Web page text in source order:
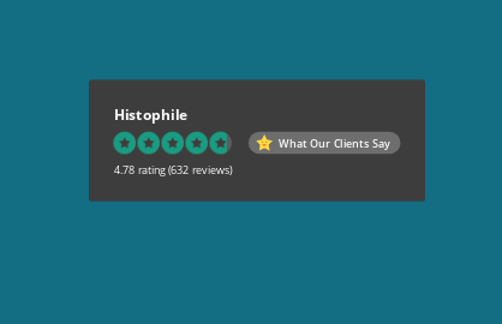
Histophile
What Our Clients Say
4.78 rating (632 reviews)